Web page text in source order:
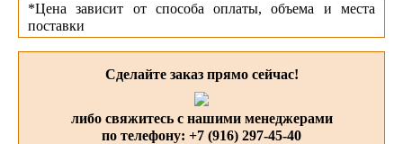
*Цена зависит от способа оплаты, объема и места
поставки
Сделайте заказ прямо сейчас!
либо свяжитесь с нашими менеджерами
по телефону: +7 (916) 297-45-40